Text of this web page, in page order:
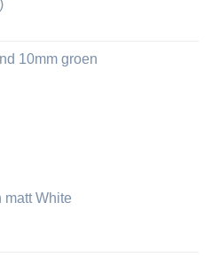
10mm groen
matt White